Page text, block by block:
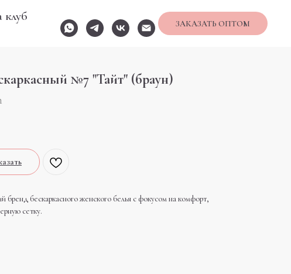
клуб
ЗАКАЗАТЬ ОПТОМ
№7 "Тайт" (браун)
бескаркасного женского белья с фокусом на комфорт,
сетку.